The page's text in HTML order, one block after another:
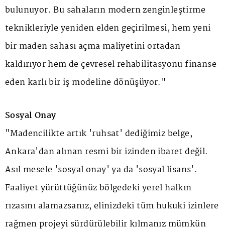
bulunuyor. Bu sahaların modern zenginleştirme
teknikleriyle yeniden elden geçirilmesi, hem yeni
bir maden sahası açma maliyetini ortadan
kaldırıyor hem de çevresel rehabilitasyonu finanse
eden karlı bir iş modeline dönüşüyor."
Sosyal Onay
"Madencilikte artık 'ruhsat' dediğimiz belge,
Ankara'dan alınan resmi bir izinden ibaret değil.
Asıl mesele 'sosyal onay' ya da 'sosyal lisans'.
Faaliyet yürüttüğünüz bölgedeki yerel halkın
rızasını alamazsanız, elinizdeki tüm hukuki izinlere
rağmen projeyi sürdürülebilir kılmanız mümkün